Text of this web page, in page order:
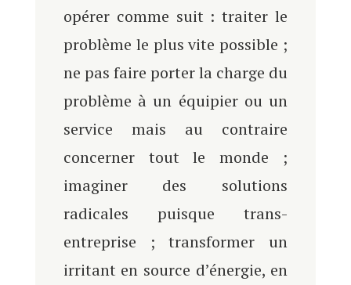
opérer comme suit : traiter le
problème le plus vite possible ;
ne pas faire porter la charge du
problème à un équipier ou un
service mais au contraire
concerner tout le monde ;
imaginer des solutions
radicales puisque trans-
entreprise ; transformer un
irritant en source d’énergie, en